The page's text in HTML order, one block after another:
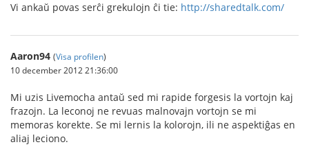
Vi ankaŭ povas serĉi grekulojn ĉi tie: http://sharedtalk.com/
Aaron94 (Visa profilen)
10 december 2012 21:36:00
Mi uzis Livemocha antaŭ sed mi rapide forgesis la vortojn kaj
frazojn. La leconoj ne revuas malnovajn vortojn se mi
memoras korekte. Se mi lernis la kolorojn, ili ne aspektiĝas en
aliaj leciono.